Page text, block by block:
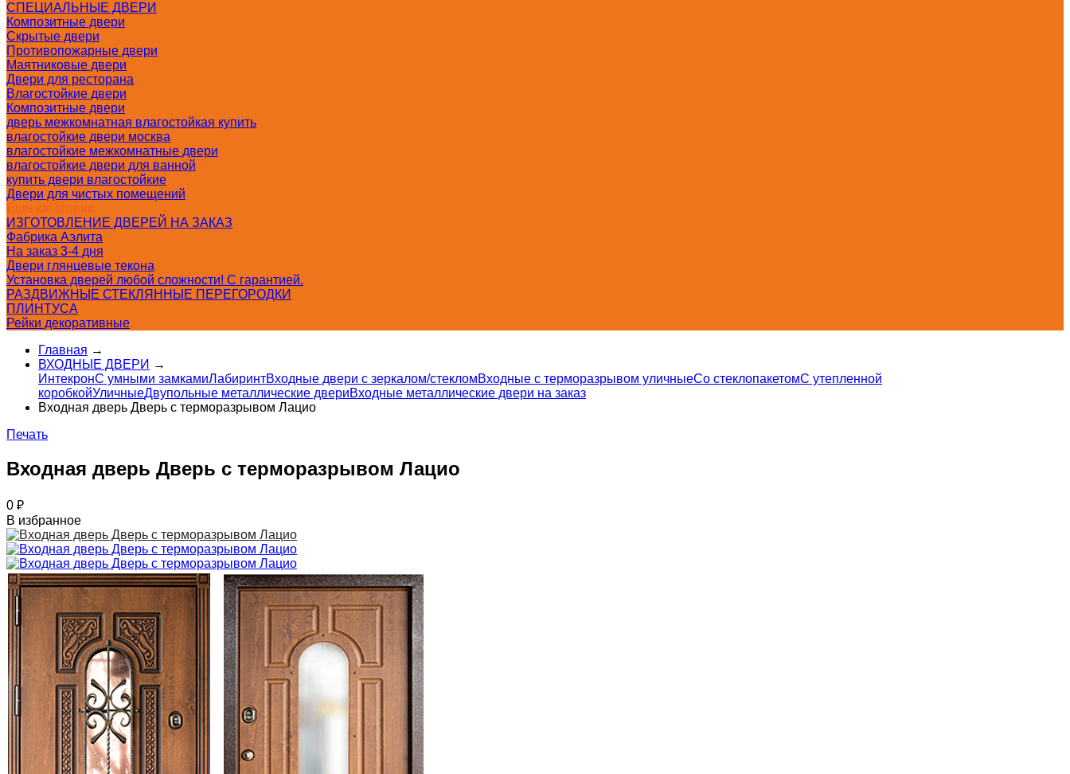
СПЕЦИАЛЬНЫЕ ДВЕРИ
Композитные двери
Скрытые двери
Противопожарные двери
Маятниковые двери
Двери для ресторана
Влагостойкие двери
Композитные двери
дверь межкомнатная влагостойкая купить
влагостойкие двери москва
влагостойкие межкомнатные двери
влагостойкие двери для ванной
купить двери влагостойкие
Двери для чистых помещений
Еще категории
ИЗГОТОВЛЕНИЕ ДВЕРЕЙ НА ЗАКАЗ
Фабрика Аэлита
На заказ 3-4 дня
Двери глянцевые текона
Установка дверей любой сложности! С гарантией.
РАЗДВИЖНЫЕ СТЕКЛЯННЫЕ ПЕРЕГОРОДКИ
ПЛИНТУСА
Рейки декоративные
Главная →
ВХОДНЫЕ ДВЕРИ →
ИнтекронС умными замкамиЛабиринтВходные двери с зеркалом/стекломВходные с терморазрывом уличныеСо стеклопакетомС утепленной
коробкойУличныеДвупольные металлические двериВходные металлические двери на заказ
Входная дверь Дверь с терморазрывом Лацио
Печать
Входная дверь Дверь с терморазрывом Лацио
0 ₽
В избранное